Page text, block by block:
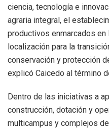
ciencia, tecnología e
agraria integral, el
productivos enmarcados en
localización para la
conservación y protección
explicó Caicedo al término
Dentro de las iniciativas a
construcción, dotación y
multicampus y complejos